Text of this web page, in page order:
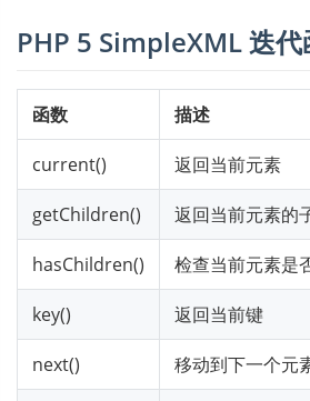
PHP 5 SimpleXML 迭代
函数 描述
current() 返回当前元素
getChildren() 返回当前元素的
hasChildren() 检查当前元素是
key() 返回当前键
next() 移动到下一个元